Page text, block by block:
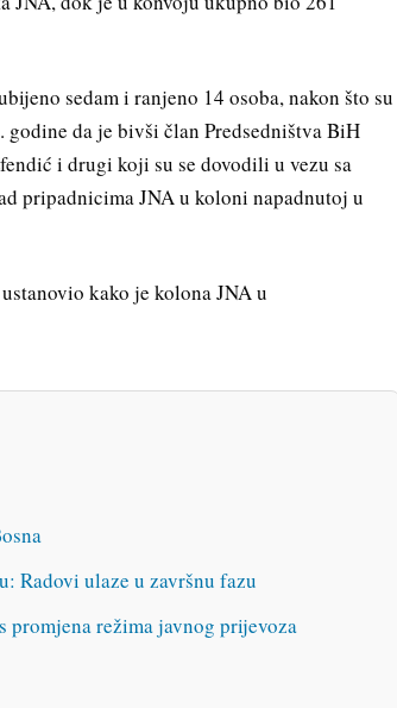
sedam i ranjeno 14 osoba, nakon što su
da je bivši član Predsedništva BiH
i drugi koji su se dovodili u vezu sa
pripadnicima JNA u koloni napadnutoj u
kako je kolona JNA u
Radovi ulaze u završnu fazu
promjena režima javnog prijevoza